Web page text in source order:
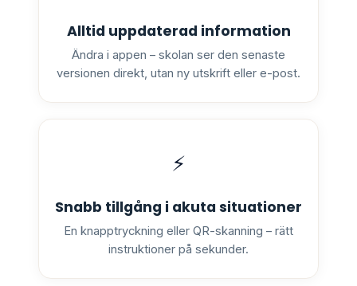
Alltid uppdaterad information
Ändra i appen – skolan ser den senaste
versionen direkt, utan ny utskrift eller e-post.
⚡
Snabb tillgång i akuta situationer
En knapptryckning eller QR-skanning – rätt
instruktioner på sekunder.